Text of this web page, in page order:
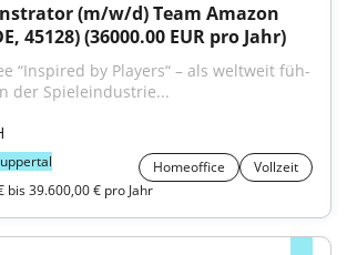
(m/w/d) Team Amazon
45128) (36000.00 EUR pro Jahr)
“Inspired by Players“ – als welt­weit füh­
der Spie­le­in­dus­trie...
Homeoffice
Vollzeit
bis 39.600,00 € pro Jahr